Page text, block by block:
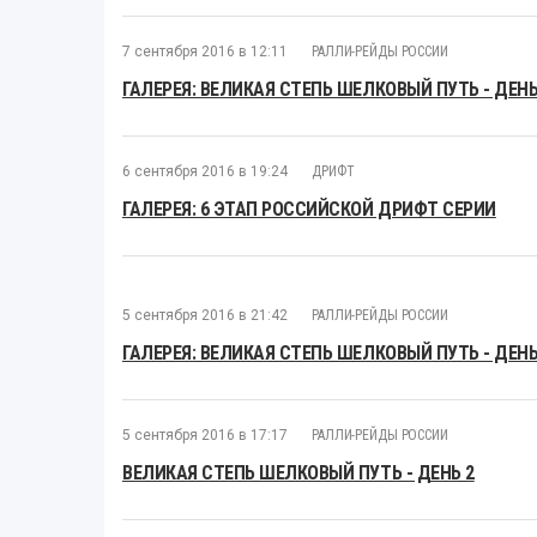
7 сентября 2016 в 12:11 РАЛЛИ-РЕЙДЫ РОССИИ
ГАЛЕРЕЯ: ВЕЛИКАЯ СТЕПЬ ШЕЛКОВЫЙ ПУТЬ -
6 сентября 2016 в 19:24 ДРИФТ
ГАЛЕРЕЯ: 6 ЭТАП РОССИЙСКОЙ ДРИФТ СЕРИИ
5 сентября 2016 в 21:42 РАЛЛИ-РЕЙДЫ РОССИИ
ГАЛЕРЕЯ: ВЕЛИКАЯ СТЕПЬ ШЕЛКОВЫЙ ПУТЬ -
5 сентября 2016 в 17:17 РАЛЛИ-РЕЙДЫ РОССИИ
ВЕЛИКАЯ СТЕПЬ ШЕЛКОВЫЙ ПУТЬ - ДЕНЬ 2